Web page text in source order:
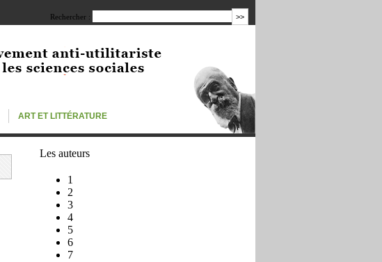
Rechercher :
ART ET LITTÉRATURE
Les auteurs
1
2
3
4
5
6
7